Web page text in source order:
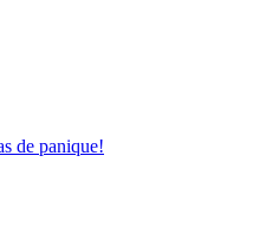
de panique!